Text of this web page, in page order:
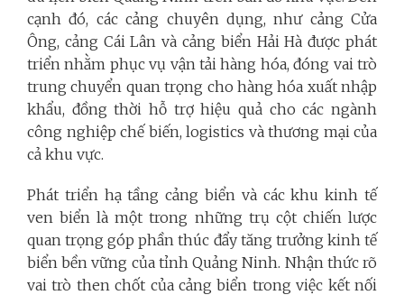
cạnh đó, các cảng chuyên dụng, như cảng Cửa
Ông, cảng Cái Lân và cảng biển Hải Hà được phát
triển nhằm phục vụ vận tải hàng hóa, đóng vai trò
trung chuyển quan trọng cho hàng hóa xuất nhập
khẩu, đồng thời hỗ trợ hiệu quả cho các ngành
công nghiệp chế biến, logistics và thương mại của
cả khu vực.
Phát triển hạ tầng cảng biển và các khu kinh tế
ven biển là một trong những trụ cột chiến lược
quan trọng góp phần thúc đẩy tăng trưởng kinh tế
biển bền vững của tỉnh Quảng Ninh. Nhận thức rõ
vai trò then chốt của cảng biển trong việc kết nối